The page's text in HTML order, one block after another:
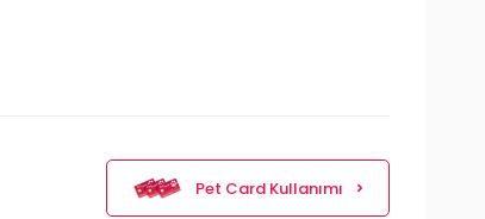
Pet Card Kullanımı